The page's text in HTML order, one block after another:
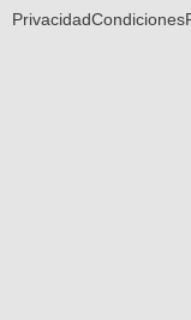
PrivacidadCondiciones